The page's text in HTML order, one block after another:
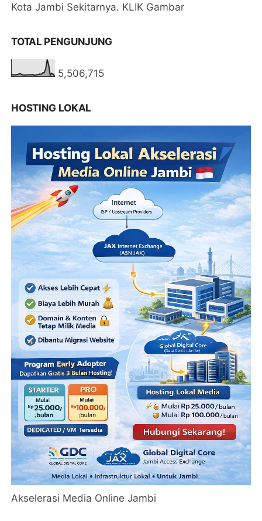
Kota Jambi Sekitarnya. KLIK Gambar
TOTAL PENGUNJUNG
5,506,715
HOSTING LOKAL
Akselerasi Media Online Jambi